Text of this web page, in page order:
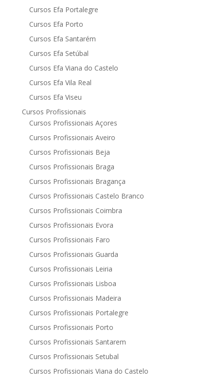
Cursos Efa Portalegre
Cursos Efa Porto
Cursos Efa Santarém
Cursos Efa Setúbal
Cursos Efa Viana do Castelo
Cursos Efa Vila Real
Cursos Efa Viseu
Cursos Profissionais
Cursos Profissionais Açores
Cursos Profissionais Aveiro
Cursos Profissionais Beja
Cursos Profissionais Braga
Cursos Profissionais Bragança
Cursos Profissionais Castelo Branco
Cursos Profissionais Coimbra
Cursos Profissionais Evora
Cursos Profissionais Faro
Cursos Profissionais Guarda
Cursos Profissionais Leiria
Cursos Profissionais Lisboa
Cursos Profissionais Madeira
Cursos Profissionais Portalegre
Cursos Profissionais Porto
Cursos Profissionais Santarem
Cursos Profissionais Setubal
Cursos Profissionais Viana do Castelo